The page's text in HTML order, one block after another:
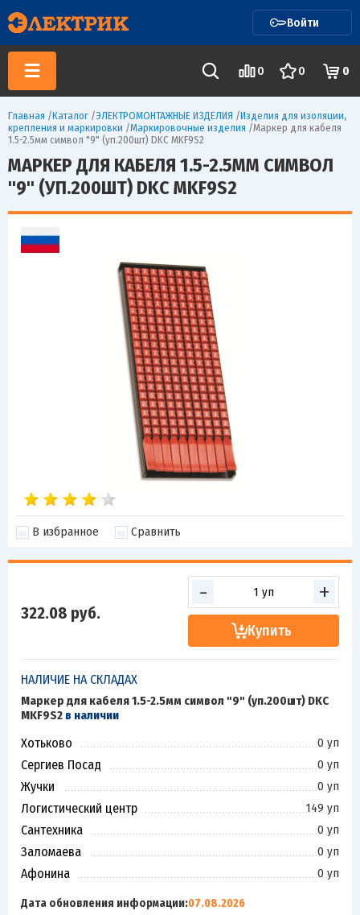
Войти
0 0 0
Главная /Каталог /ЭЛЕКТРОМОНТАЖНЫЕ ИЗДЕЛИЯ /Изделия для изоляции,
крепления и маркировки /Маркировочные изделия /Маркер для кабеля
1.5-2.5мм символ "9" (уп.200шт) DKC MKF9S2
МАРКЕР ДЛЯ КАБЕЛЯ 1.5-2.5ММ СИМВОЛ
"9" (УП.200ШТ) DKC MKF9S2
В избранное Сравнить
322.08 руб.
- +
Купить
НАЛИЧИЕ НА СКЛАДАХ
Маркер для кабеля 1.5-2.5мм символ "9" (уп.200шт) DKC
MKF9S2 в наличии
Хотьково 0 уп
Сергиев Посад 0 уп
Жучки 0 уп
Логистический центр 149 уп
Сантехника 0 уп
Заломаева 0 уп
Афонина 0 уп
Дата обновления информации:07.08.2026